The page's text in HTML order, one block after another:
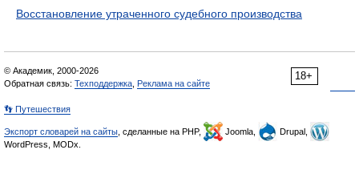
Восстановление утраченного судебного производства
18+
© Академик, 2000-2026
Обратная связь: Техподдержка Реклама на сайте
👣 Путешествия
Экспорт словарей на сайты , сделанные на PHP, Joomla,
Drupal,
WordPress, MODx.